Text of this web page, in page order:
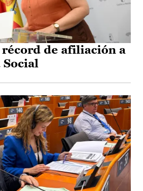
récord de afiliación a
Social